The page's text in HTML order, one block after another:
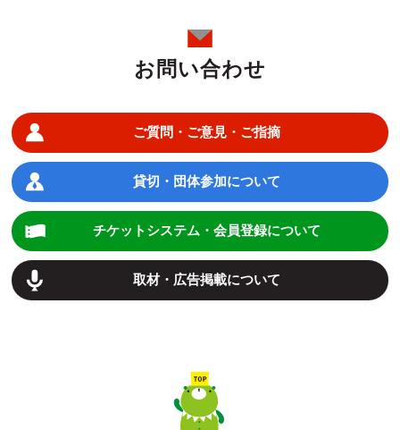
お問い合わせ
ご質問・ご意見・ご指摘
貸切・団体参加について
チケットシステム・会員登録について
取材・広告掲載について